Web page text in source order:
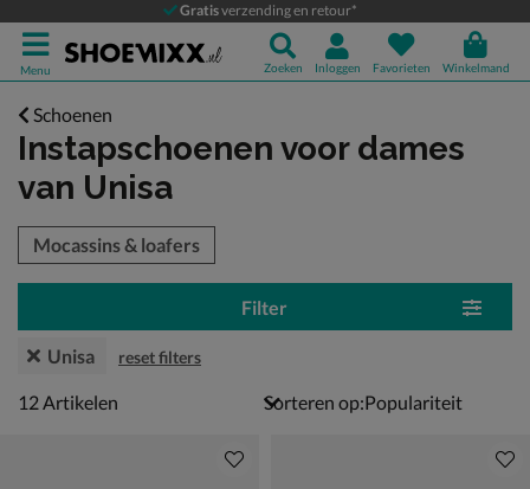
Gratisverzending en retour*
Menu Zoeken Inloggen Favorieten Winkelmand
Schoenen
Instapschoenen voor dames
van Unisa
over
Mocassins & loafers
Filter
Unisa reset filters
12 artikelen
12Artikelen Sorteren op: